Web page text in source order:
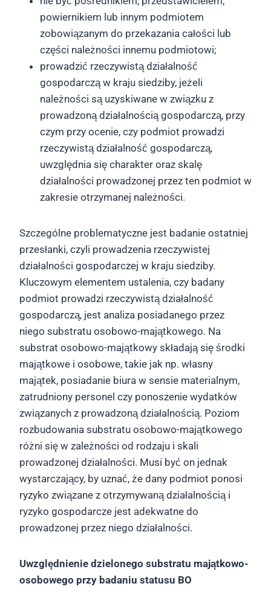
powiernikiem lub innym podmiotem
zobowiązanym do przekazania całości lub
części należności innemu podmiotowi;
prowadzić rzeczywistą działalność
gospodarczą w kraju siedziby, jeżeli
należności są uzyskiwane w związku z
prowadzoną działalnością gospodarczą, przy
czym przy ocenie, czy podmiot prowadzi
rzeczywistą działalność gospodarczą,
uwzględnia się charakter oraz skalę
działalności prowadzonej przez ten podmiot w
zakresie otrzymanej należności.
Szczególne problematyczne jest badanie ostatniej
przesłanki, czyli prowadzenia rzeczywistej
działalności gospodarczej w kraju siedziby.
Kluczowym elementem ustalenia, czy badany
podmiot prowadzi rzeczywistą działalność
gospodarczą, jest analiza posiadanego przez
niego substratu osobowo-majątkowego. Na
substrat osobowo-majątkowy składają się środki
majątkowe i osobowe, takie jak np. własny
majątek, posiadanie biura w sensie materialnym,
zatrudniony personel czy ponoszenie wydatków
związanych z prowadzoną działalnością. Poziom
rozbudowania substratu osobowo-majątkowego
różni się w zależności od rodzaju i skali
prowadzonej działalności. Musi być on jednak
wystarczający, by uznać, że dany podmiot ponosi
ryzyko związane z otrzymywaną działalnością i
ryzyko gospodarcze jest adekwatne do
prowadzonej przez niego działalności.
Uwzględnienie dzielonego substratu majątkowo-
osobowego przy badaniu statusu BO